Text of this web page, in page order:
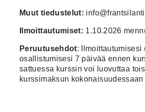
Muut tiedustelut:
Ilmoittautumiset: 1.10.2026
Peruutusehdot:
osallistumisesi 7 päivää ennen
sattuessa kurssin voi luovuttaa
kurssimaksun